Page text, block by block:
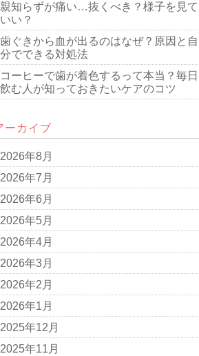
親知らずが痛い…抜くべき？様子を見て
いい？
歯ぐきから血が出るのはなぜ？原因と自
分でできる対処法
コーヒーで歯が着色するって本当？毎日
飲む人が知っておきたいケアのコツ
ーカイブ
2026年8月
2026年7月
2026年6月
2026年5月
2026年4月
2026年3月
2026年2月
2026年1月
2025年12月
2025年11月